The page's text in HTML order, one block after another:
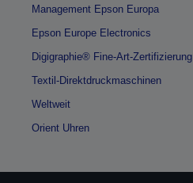
Management Epson Europa
Epson Europe Electronics
Digigraphie® Fine-Art-Zertifizierung
Textil-Direktdruckmaschinen
Weltweit
Orient Uhren